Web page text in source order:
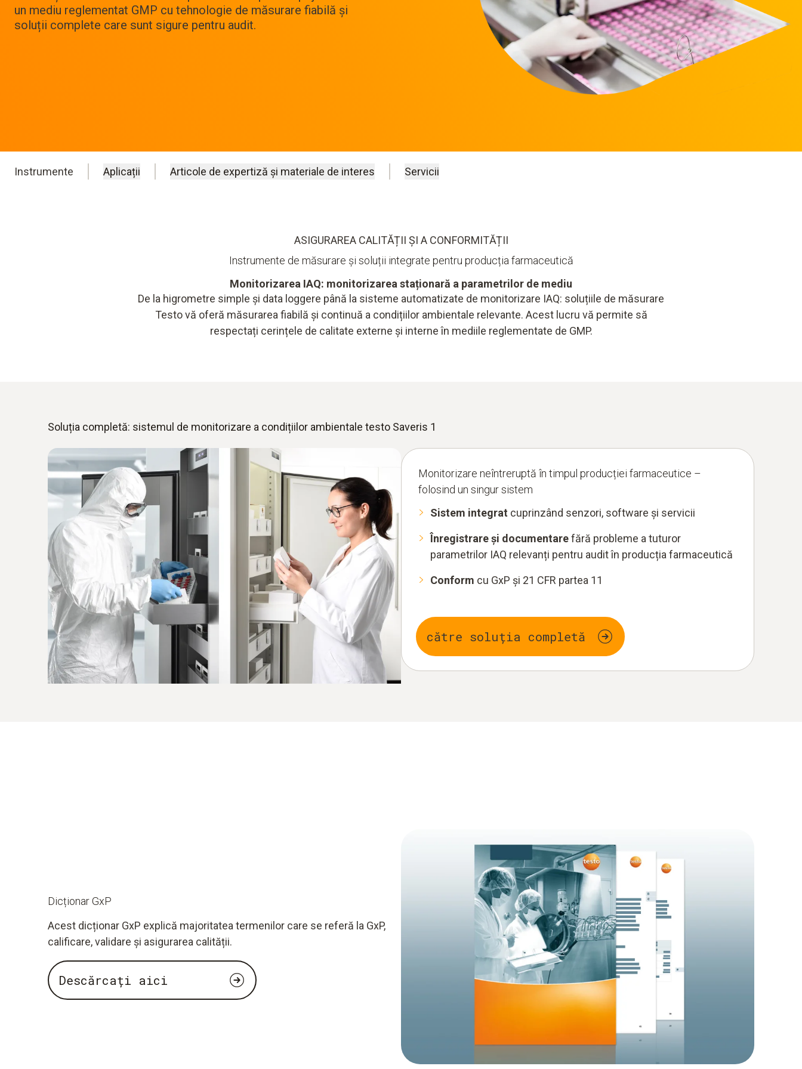
un mediu reglementat GMP cu tehnologie de măsurare fiabilă și
soluții complete care sunt sigure pentru audit.
Instrumente Aplicații Articole de expertiză și materiale de interes Servicii
ASIGURAREA CALITĂȚII ȘI A CONFORMITĂȚII
Instrumente de măsurare și soluții integrate pentru producția farmaceutică
Monitorizarea IAQ: monitorizarea staționară a parametrilor de mediu
De la higrometre simple și data loggere până la sisteme automatizate de monitorizare IAQ: soluțiile de măsurare
Testo vă oferă măsurarea fiabilă și continuă a condițiilor ambientale relevante. Acest lucru vă permite să
respectați cerințele de calitate externe și interne în mediile reglementate de GMP.
Soluția completă: sistemul de monitorizare a condițiilor ambientale testo Saveris 1
Monitorizare neîntreruptă în timpul producției farmaceutice –
folosind un singur sistem
Sistem integrat cuprinzând senzori, software și servicii
Înregistrare și documentarefără probleme a tuturor
parametrilor IAQ relevanți pentru audit în producția farmaceutică
Conform cu GxP și 21 CFR partea 11
către soluția completă
Dicționar GxP
Acest dicționar GxP explică majoritatea termenilor care se referă la GxP,
calificare, validare și asigurarea calității.
Descărcați aici